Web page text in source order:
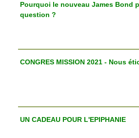
Pourquoi le nouveau James Bond
question ?
CONGRES MISSION 2021 - Nous
UN CADEAU POUR L'EPIPHANIE